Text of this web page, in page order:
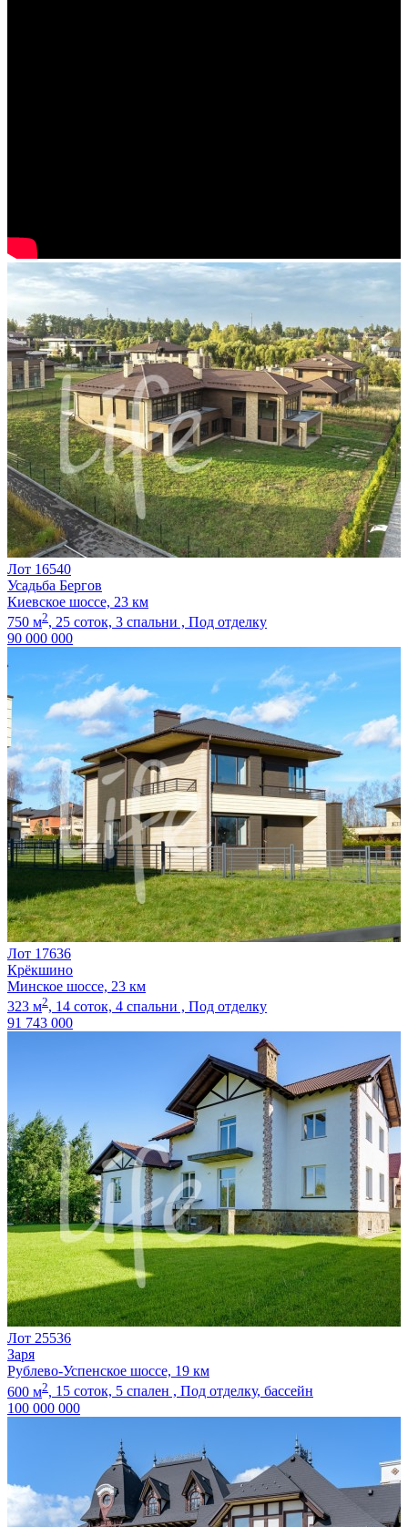
Лот 16540
Усадьба Бергов
Киевское шоссе, 23 км
750 м2, 25 соток, 3 спальни , Под отделку
90 000 000
Лот 17636
Крёкшино
Минское шоссе, 23 км
323 м2, 14 соток, 4 спальни , Под отделку
91 743 000
Лот 25536
Заря
Рублево-Успенское шоссе, 19 км
600 м2, 15 соток, 5 спален , Под отделку, бассейн
100 000 000